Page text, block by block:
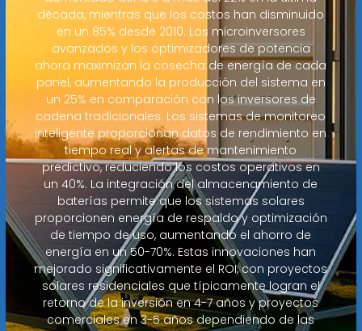
década, mientras que los costos han disminuido
en un 85% desde 2010. Los microinversores
avanzados y los optimizadores de potencia
ahora maximizan la cosecha de energía de cada
panel, aumentando la producción del sistema en
un 25% en comparación con los inversores de
cadena tradicionales. Los sistemas de monitoreo
inteligente proporcionan datos de rendimiento en
tiempo real y alertas de mantenimiento
predictivo, reduciendo los costos operativos en
un 40%. La integración del almacenamiento de
baterías permite que los sistemas solares
proporcionen energía de respaldo y optimización
de tiempo de uso, aumentando el ahorro de
energía en un 50-70%. Estas innovaciones han
mejorado significativamente el ROI, con proyectos
solares residenciales que típicamente logran el
retorno de la inversión en 4-7 años y proyectos
comerciales en 3-5 años dependiendo de las